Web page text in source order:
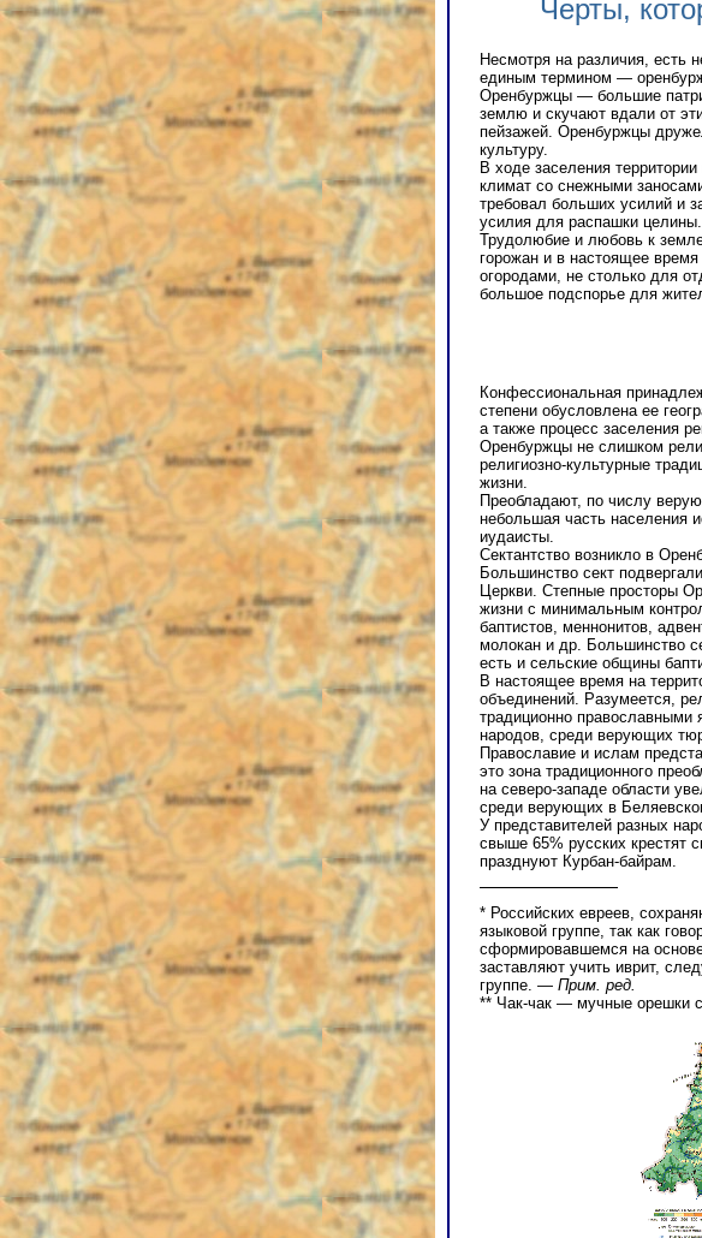
Черты,
Несмотря на различия, есть
единым термином —
Оренбуржцы — большие
землю и скучают вдали от
пейзажей. Оренбуржцы
культуру.
В ходе заселения
климат со снежными
требовал больших усилий и
усилия для распашки целины.
Трудолюбие и любовь к
горожан и в настоящее
огородами, не столько для
большое подспорье для
Конфессиональная
степени обусловлена ее
а также процесс заселения
Оренбуржцы не слишком
религиозно-культурные
жизни.
Преобладают, по числу
небольшая часть населения
иудаисты.
Сектантство возникло в
Большинство сект
Церкви. Степные просторы
жизни с минимальным
баптистов, меннонитов,
молокан и др. Большинство
есть и сельские общины
В настоящее время на
объединений. Разумеется,
традиционно православными
народов, среди верующих
Православие и ислам
это зона традиционного
на северо-западе области
среди верующих в
У представителей разных
свыше 65% русских крестят
празднуют Курбан-байрам.
* Российских евреев,
языковой группе, так как
сформировавшемся на
заставляют учить иврит,
группе. — Прим. ред.
** Чак-чак — мучные орешки